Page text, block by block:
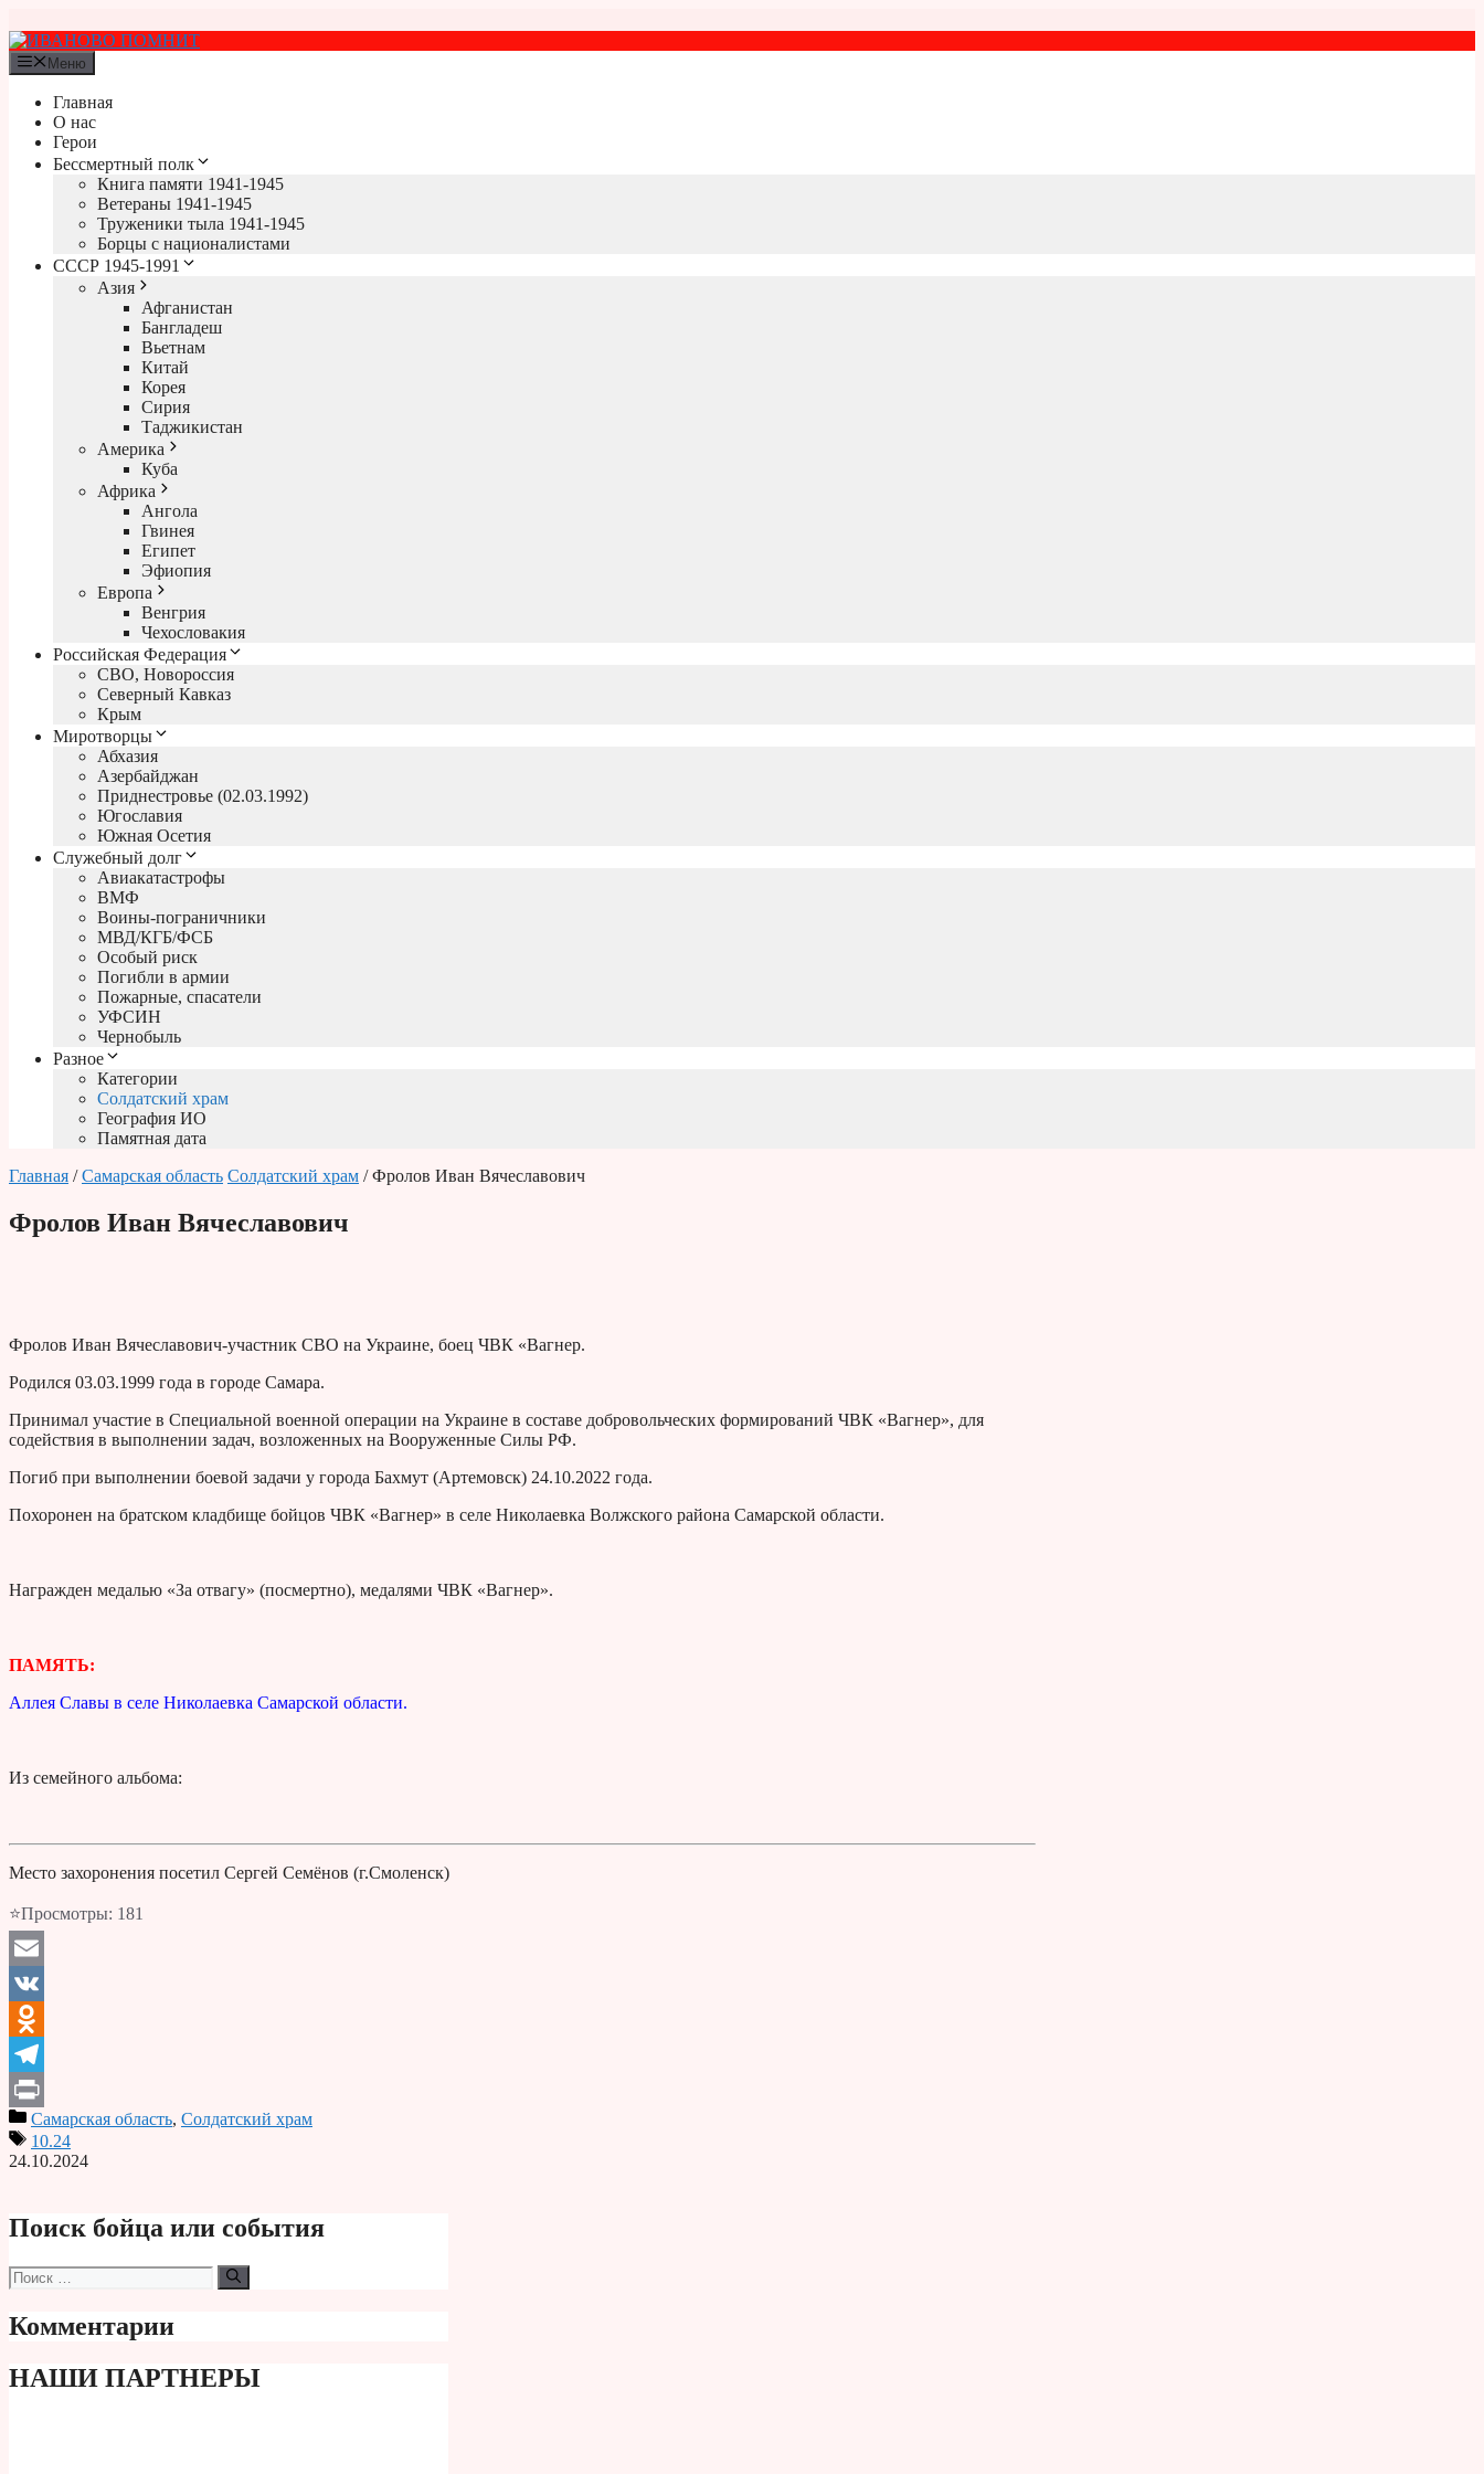
к
содержимому
Меню
Главная
О нас
Герои
Бессмертный полк
Книга памяти 1941-1945
Ветераны 1941-1945
Труженики тыла 1941-1945
Борцы с националистами
СССР 1945-1991
Азия
Афганистан
Бангладеш
Вьетнам
Китай
Корея
Сирия
Таджикистан
Америка
Куба
Африка
Ангола
Гвинея
Египет
Эфиопия
Европа
Венгрия
Чехословакия
Российская Федерация
СВО, Новороссия
Северный Кавказ
Крым
Миротворцы
Абхазия
Азербайджан
Приднестровье (02.03.1992)
Югославия
Южная Осетия
Служебный долг
Авиакатастрофы
ВМФ
Воины-пограничники
МВД/КГБ/ФСБ
Особый риск
Погибли в армии
Пожарные, спасатели
УФСИН
Чернобыль
Разное
Категории
Солдатский храм
География ИО
Памятная дата
Главная /Самарская область Солдатский храм / Фролов Иван Вячеславович
Фролов Иван Вячеславович
Фролов Иван Вячеславович-участник СВО на Украине, боец ЧВК «Вагнер.
Родился 03.03.1999 года в городе Самара.
Принимал участие в Специальной военной операции на Украине в составе добровольческих формирований ЧВК «Вагнер», для
содействия в выполнении задач, возложенных на Вооруженные Силы РФ.
Погиб при выполнении боевой задачи у города Бахмут (Артемовск) 24.10.2022 года.
Похоронен на братском кладбище бойцов ЧВК «Вагнер» в селе Николаевка Волжского района Самарской области.
Награжден медалью «За отвагу» (посмертно), медалями ЧВК «Вагнер».
ПАМЯТЬ:
Аллея Славы в селе Николаевка Самарской области.
Из семейного альбома:
Место захоронения посетил Сергей Семёнов (г.Смоленск)
⭐Просмотры: 181
Email
VK
Odnoklassniki
Telegram
PrintСамарская область, Солдатский храм
10.24
24.10.2024
Поиск бойца или события
Поиск:
Комментарии
НАШИ ПАРТНЕРЫ